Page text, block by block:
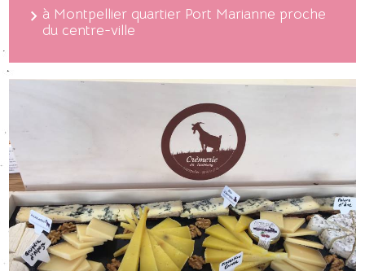
à Montpellier quartier Port Marianne proche
du centre-ville